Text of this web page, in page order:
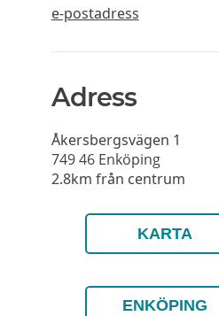
e-postadress
Adress
Åkersbergsvägen 1
749 46 Enköping
2.8km från centrum
KARTA
ENKÖPING